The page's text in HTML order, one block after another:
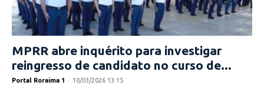
MPRR abre inquérito para investigar
reingresso de candidato no curso de...
Portal Roraima 1 - 10/03/2026 13:15